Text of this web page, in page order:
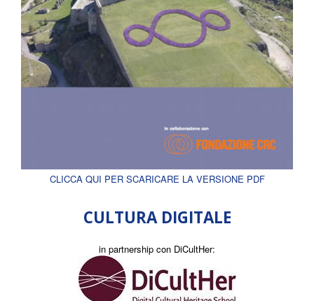
CLICCA QUI PER SCARICARE LA VERSIONE PDF
CULTURA DIGITALE
in partnership con DiCultHer: